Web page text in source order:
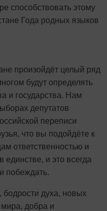
способствовать этому
Года родных языков
произойдёт целый ряд
будут определять
и государства. Нам
депутатов
переписи
что вы подойдёте к
ответственностью и
и это всегда
побеждать.
духа, новых
добра и